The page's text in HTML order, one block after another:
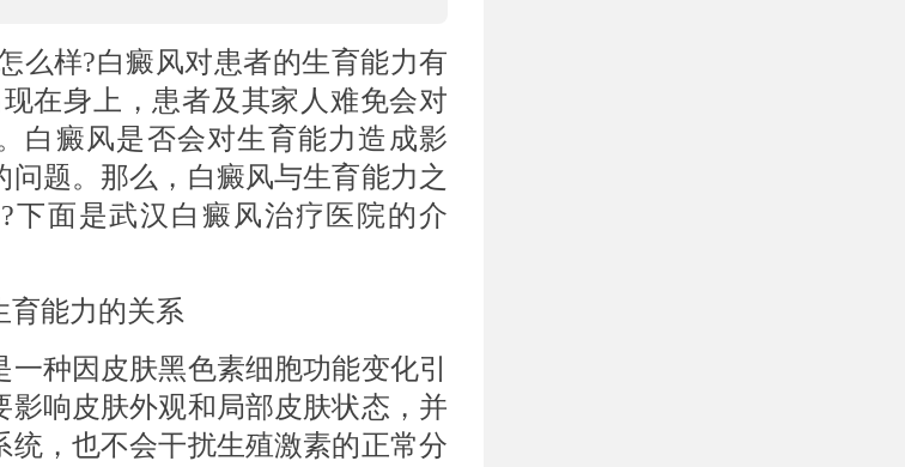
样?白癜风对患者的生育能力有
在身上，患者及其家人难免会对
白癜风是否会对生育能力造成影
问题。那么，白癜风与生育能力之
下面是武汉白癜风治疗医院的介
能力的关系
因皮肤黑色素细胞功能变化引
影响皮肤外观和局部皮肤状态，并
统，也不会干扰生殖激素的正常分